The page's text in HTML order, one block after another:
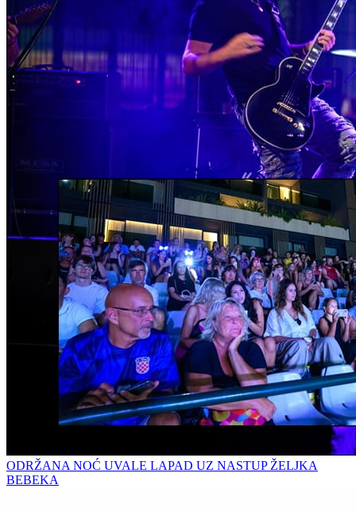
ODRŽANA NOĆ UVALE LAPAD UZ NASTUP ŽELJKA
BEBEKA